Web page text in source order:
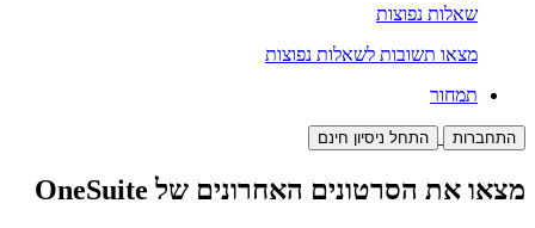
שאלות נפוצות
מצאו תשובות לשאלות נפוצות
תמחור
התחברות התחל ניסיון חינם
מצאו את הסרטונים האחרונים של OneSuite